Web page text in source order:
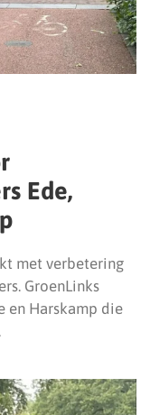
Ede,
met verbetering
GroenLinks
en Harskamp die